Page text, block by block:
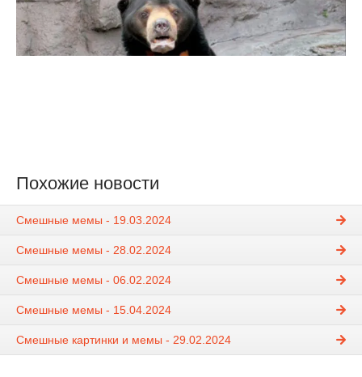
Похожие новости
Смешные мемы - 19.03.2024
Смешные мемы - 28.02.2024
Смешные мемы - 06.02.2024
Смешные мемы - 15.04.2024
Смешные картинки и мемы - 29.02.2024